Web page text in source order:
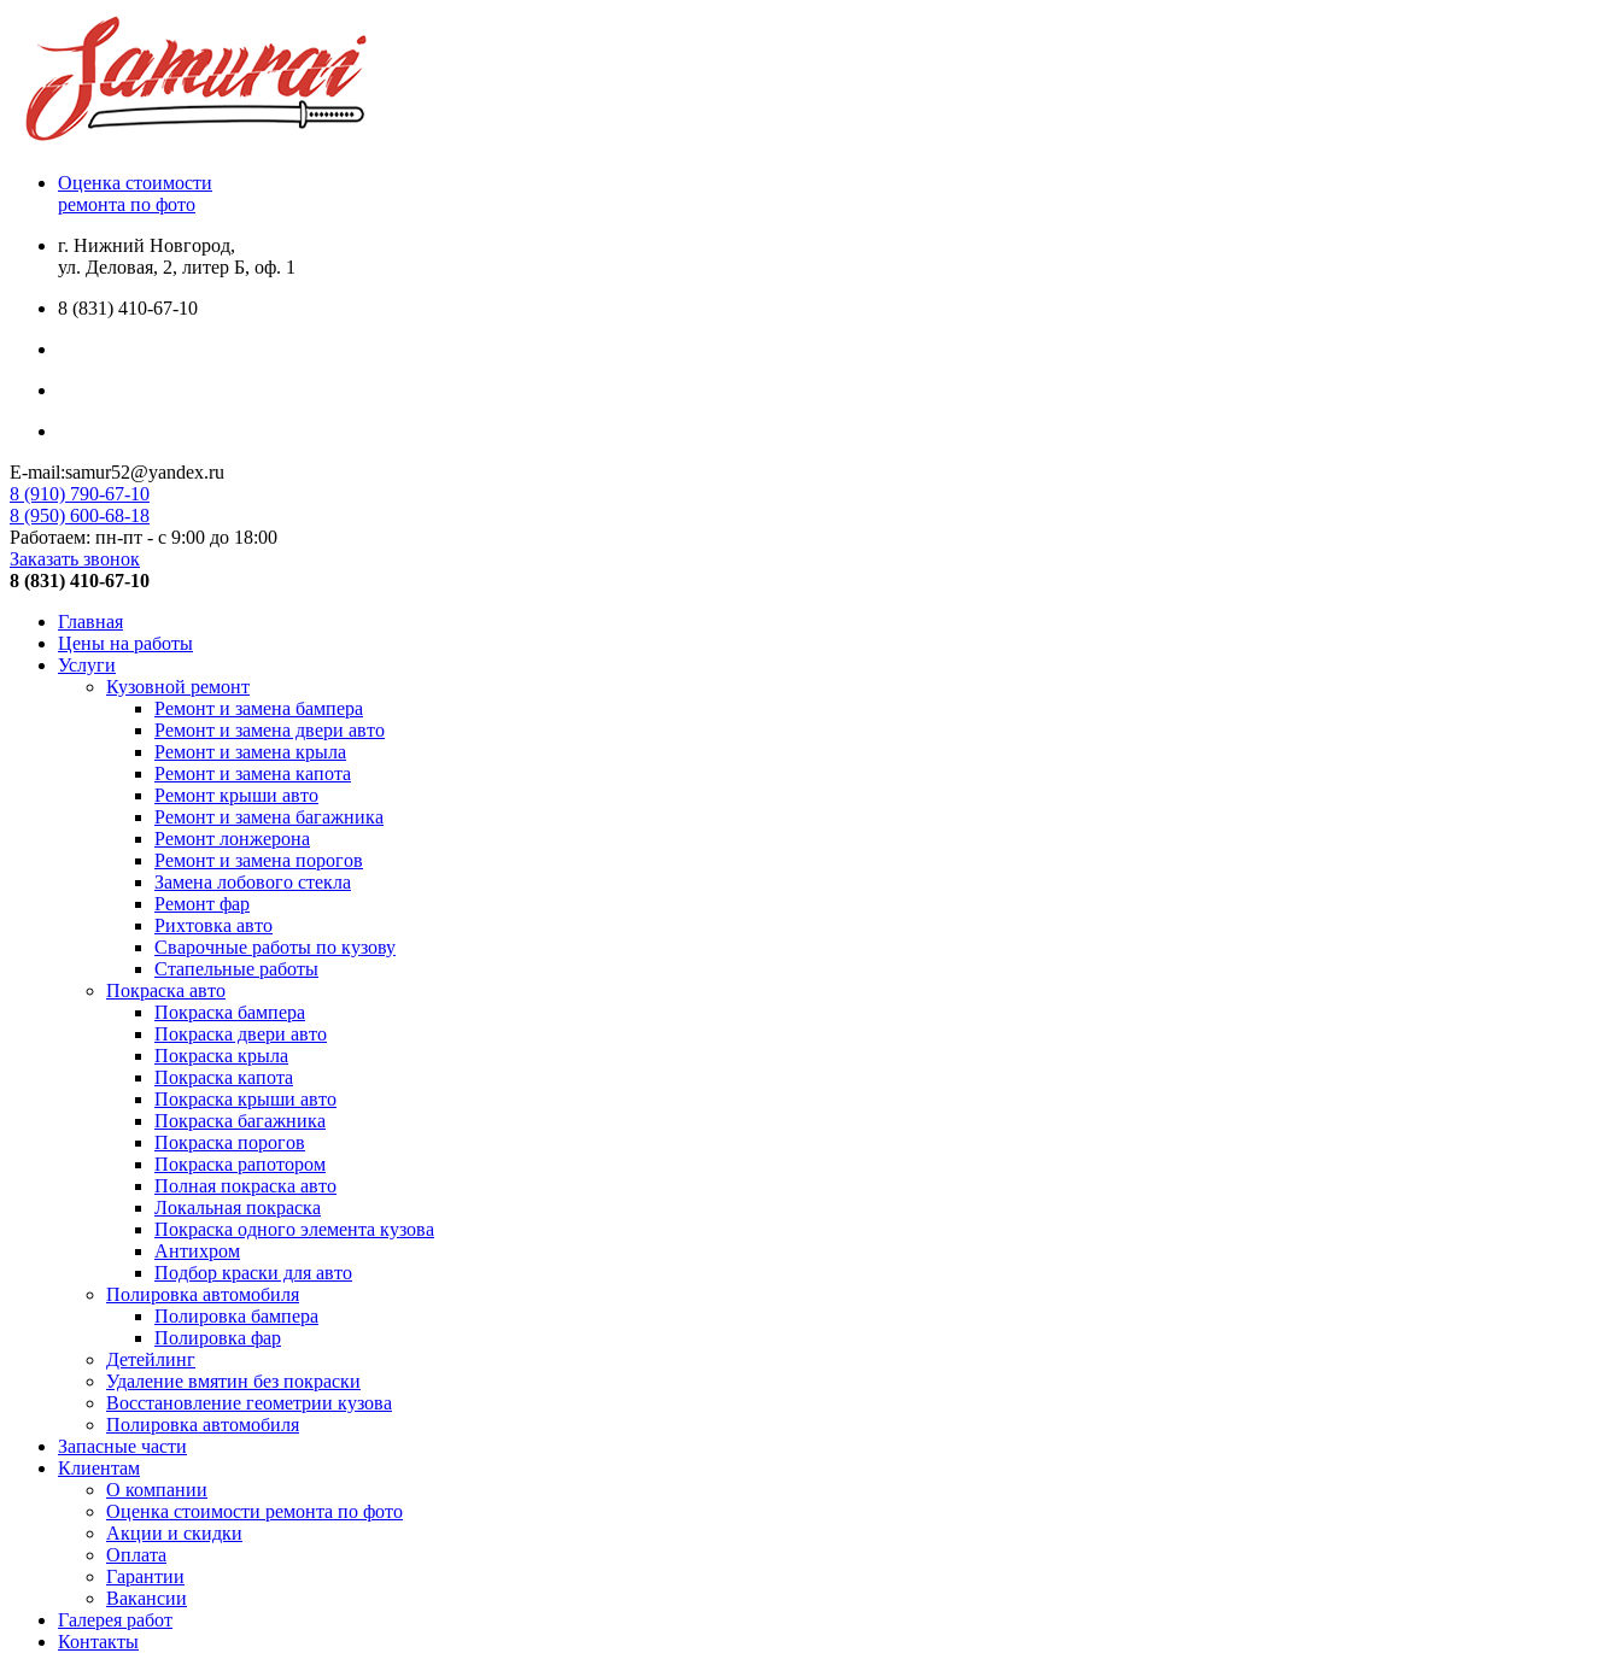
Оценка стоимости
ремонта по фото
г. Нижний Новгород,
ул. Деловая, 2, литер Б, оф. 1
8 (831) 410-67-10
E-mail:samur52@yandex.ru
8 (910) 790-67-10
8 (950) 600-68-18
Работаем: пн-пт - с 9:00 до 18:00
Заказать звонок
8 (831) 410-67-10
Главная
Цены на работы
Услуги
Кузовной ремонт
Ремонт и замена бампера
Ремонт и замена двери авто
Ремонт и замена крыла
Ремонт и замена капота
Ремонт крыши авто
Ремонт и замена багажника
Ремонт лонжерона
Ремонт и замена порогов
Замена лобового стекла
Ремонт фар
Рихтовка авто
Сварочные работы по кузову
Стапельные работы
Покраска авто
Покраска бампера
Покраска двери авто
Покраска крыла
Покраска капота
Покраска крыши авто
Покраска багажника
Покраска порогов
Покраска рапотором
Полная покраска авто
Локальная покраска
Покраска одного элемента кузова
Антихром
Подбор краски для авто
Полировка автомобиля
Полировка бампера
Полировка фар
Детейлинг
Удаление вмятин без покраски
Восстановление геометрии кузова
Полировка автомобиля
Запасные части
Клиентам
О компании
Оценка стоимости ремонта по фото
Акции и скидки
Оплата
Гарантии
Вакансии
Галерея работ
Контакты